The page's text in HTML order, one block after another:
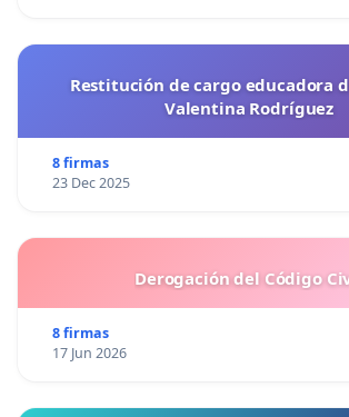
Restitución de cargo educadora
Valentina Rodríguez
8 firmas
23 Dec 2025
Derogación del Código
8 firmas
17 Jun 2026